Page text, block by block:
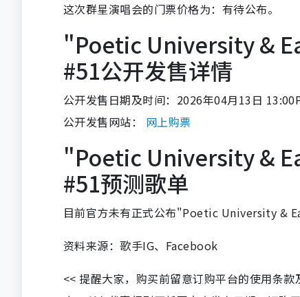
这次群星演唱会的门票价格为：有待公布。
"Poetic University &
#51公开发售详情
公开发售日期及时间：2026年04月13日
公开发售网站： 网上购票
"Poetic University &
#51预测歌单
目前官方未有正式公布"Poetic University &
资料来源：歌手IG、Facebook
<< 提醒大家，购买前留意订购平台的使用条